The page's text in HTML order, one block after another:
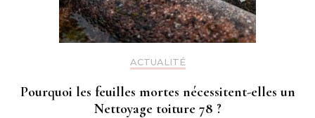
ACTUALITÉ
Pourquoi les feuilles mortes nécessitent-elles un
Nettoyage toiture 78 ?